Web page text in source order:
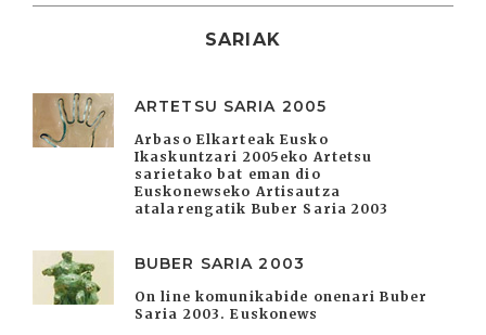
SARIAK
ARTETSU SARIA 2005
Arbaso Elkarteak Eusko
Ikaskuntzari 2005eko Artetsu
sarietako bat eman dio
Euskonewseko Artisautza
atalarengatik Buber Saria 2003
BUBER SARIA 2003
On line komunikabide onenari Buber
Saria 2003. Euskonews